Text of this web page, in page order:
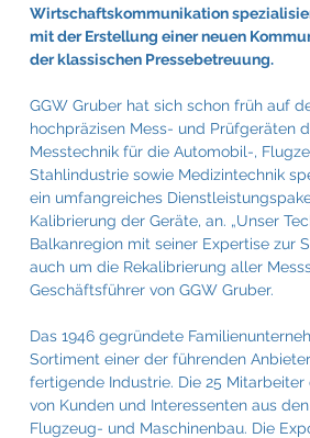
NTT Data
Wirtschaftskommunikation
mit der Erstellung einer neuen
der klassischen Pressebetreuung.
GGW Gruber hat sich schon früh auf
hochpräzisen Mess- und Prüfgeräten
Messtechnik für die Automobil-,
Stahlindustrie sowie Medizintechnik
ein umfangreiches
Kalibrierung der Geräte, an. „Unser
Balkanregion mit seiner Expertise zur
auch um die Rekalibrierung aller
Geschäftsführer von GGW Gruber.
Das 1946 gegründete
Sortiment einer der führenden
fertigende Industrie. Die 25
von Kunden und Interessenten aus
Flugzeug- und Maschinenbau. Die